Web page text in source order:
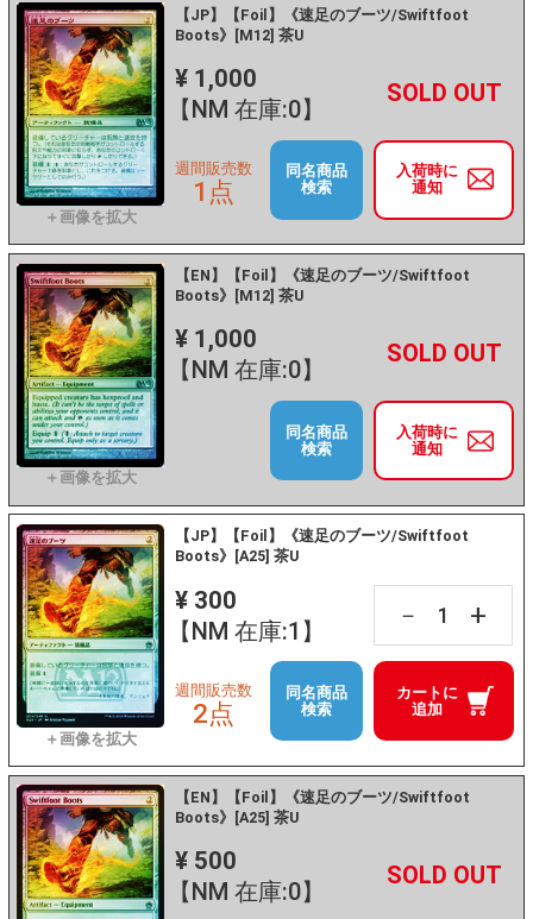
【JP】【Foil】《速足のブーツ/Swiftfoot
Boots》[M12] 茶U
¥ 1,000
【NM 在庫:0】
－ +
入荷時に
通知
週間販売数
1点
同名商品
検索
【EN】【Foil】《速足のブーツ/Swiftfoot
Boots》[M12] 茶U
¥ 1,000
【NM 在庫:0】
－ +
入荷時に
通知
同名商品
検索
【JP】【Foil】《速足のブーツ/Swiftfoot
Boots》[A25] 茶U
¥ 300
【NM 在庫:1】
－ +
カートに
追加
週間販売数
2点
同名商品
検索
【EN】【Foil】《速足のブーツ/Swiftfoot
Boots》[A25] 茶U
¥ 500
【NM 在庫:0】
－ +